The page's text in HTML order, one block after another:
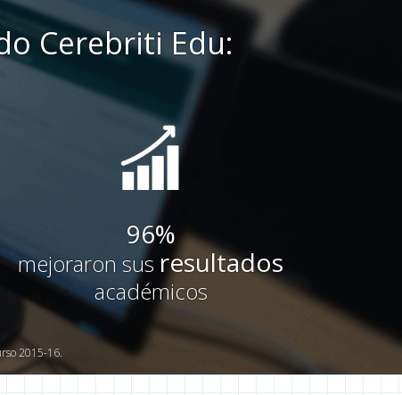
Cerebriti Edu:
96%
mejoraron sus resultados
académicos
2015-16.